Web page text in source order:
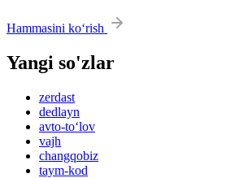
Hammasini ko‘rish
Yangi so'zlar
zerdast
dedlayn
avto-to‘lov
vajh
changqobiz
taym-kod